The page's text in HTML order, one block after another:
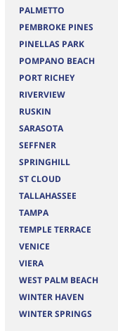
PALMETTO
PEMBROKE PINES
PINELLAS PARK
POMPANO BEACH
PORT RICHEY
RIVERVIEW
RUSKIN
SARASOTA
SEFFNER
SPRINGHILL
ST CLOUD
TALLAHASSEE
TAMPA
TEMPLE TERRACE
VENICE
VIERA
WEST PALM BEACH
WINTER HAVEN
WINTER SPRINGS